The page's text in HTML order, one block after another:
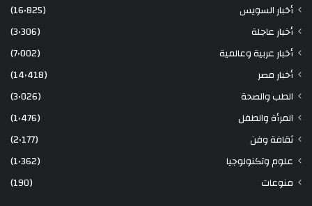
أخبار السويس
(16٬825)
أخبار عاجلة
(3٬306)
أخبار عربية وعالمية
(7٬002)
أخبار مصر
(14٬418)
الطب والصحة
(3٬026)
المرأة والطفل
(1٬476)
ثقافة وفن
(2٬177)
علوم وتكنولوجيا
(1٬362)
منوعات
(190)